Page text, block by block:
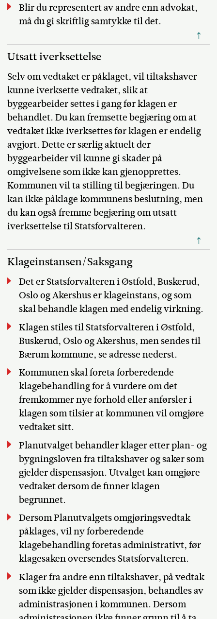
Blir du representert av andre enn advokat,
må du gi skriftlig samtykke til det.
↑
Utsatt iverksettelse
Selv om vedtaket er påklaget, vil tiltakshaver
kunne iverksette vedtaket, slik at
byggearbeider settes i gang før klagen er
behandlet. Du kan fremsette begjæring om at
vedtaket ikke iverksettes før klagen er endelig
avgjort. Dette er særlig aktuelt der
byggearbeider vil kunne gi skader på
omgivelsene som ikke kan gjenopprettes.
Kommunen vil ta stilling til begjæringen. Du
kan ikke påklage kommunens beslutning, men
du kan også fremme begjæring om utsatt
iverksettelse til Statsforvalteren.
↑
Klageinstansen/Saksgang
Det er Statsforvalteren i Østfold, Buskerud,
Oslo og Akershus er klageinstans, og som
skal behandle klagen med endelig virkning.
Klagen stiles til Statsforvalteren i Østfold,
Buskerud, Oslo og Akershus, men sendes til
Bærum kommune, se adresse nederst.
Kommunen skal foreta forberedende
klagebehandling for å vurdere om det
fremkommer nye forhold eller anførsler i
klagen som tilsier at kommunen vil omgjøre
vedtaket sitt.
Planutvalget behandler klager etter plan- og
bygningsloven fra tiltakshaver og saker som
gjelder dispensasjon. Utvalget kan omgjøre
vedtaket dersom de finner klagen
begrunnet.
Dersom Planutvalgets omgjøringsvedtak
påklages, vil ny forberedende
klagebehandling foretas administrativt, før
klagesaken oversendes Statsforvalteren.
Klager fra andre enn tiltakshaver, på vedtak
som ikke gjelder dispensasjon, behandles av
administrasjonen i kommunen. Dersom